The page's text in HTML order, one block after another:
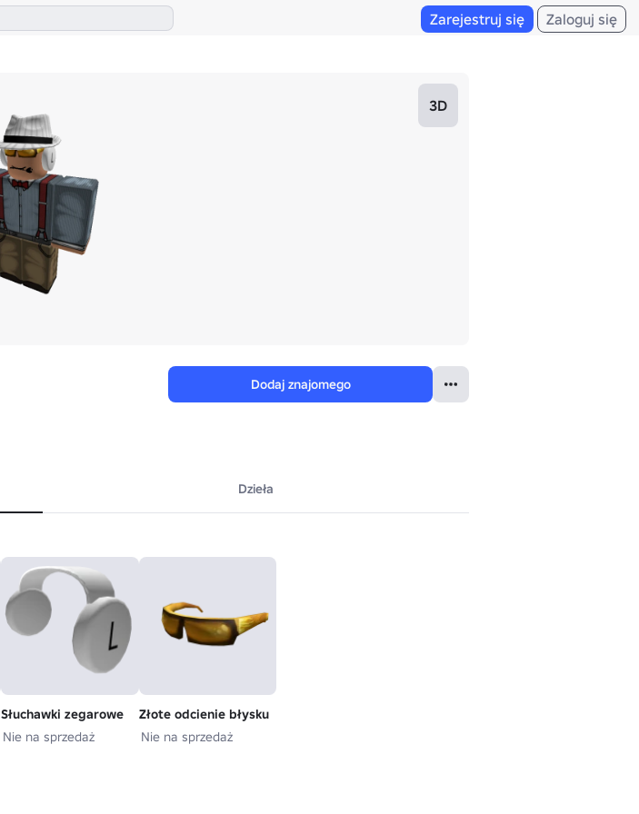
Zarejestruj się Zaloguj się
3D
Dodaj znajomego
Dzieła
Słuchawki zegarowe
Nie na sprzedaż
Złote odcienie błysku
Nie na sprzedaż